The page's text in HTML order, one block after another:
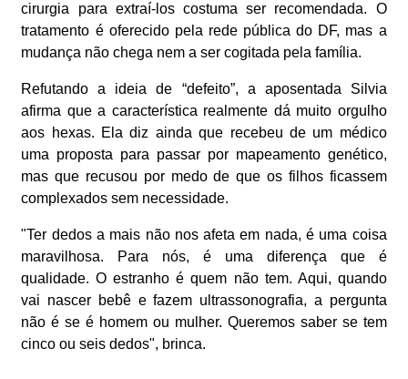
cirurgia para extraí-los costuma ser recomendada. O
tratamento é oferecido pela rede pública do DF, mas a
mudança não chega nem a ser cogitada pela família.
Refutando a ideia de “defeito”, a aposentada Silvia
afirma que a característica realmente dá muito orgulho
aos hexas. Ela diz ainda que recebeu de um médico
uma proposta para passar por mapeamento genético,
mas que recusou por medo de que os filhos ficassem
complexados sem necessidade.
"Ter dedos a mais não nos afeta em nada, é uma coisa
maravilhosa. Para nós, é uma diferença que é
qualidade. O estranho é quem não tem. Aqui, quando
vai nascer bebê e fazem ultrassonografia, a pergunta
não é se é homem ou mulher. Queremos saber se tem
cinco ou seis dedos", brinca.